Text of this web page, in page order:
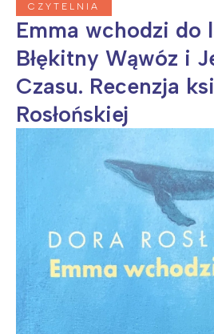
CZYTELNIA
Emma wchodzi do
Błękitny Wąwóz i
Czasu. Recenzja
Rosłońskiej